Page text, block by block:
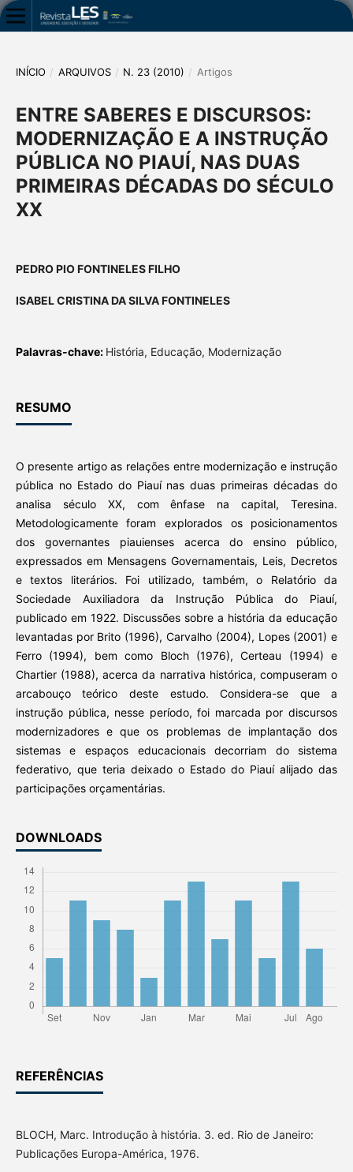
INÍCIO / ARQUIVOS / N. 23 (2010) / Artigos
ENTRE SABERES E DISCURSOS:
MODERNIZAÇÃO E A INSTRUÇÃO
PÚBLICA NO PIAUÍ, NAS DUAS
PRIMEIRAS DÉCADAS DO SÉCULO
XX
PEDRO PIO FONTINELES FILHO
ISABEL CRISTINA DA SILVA FONTINELES
Palavras-chave: História, Educação, Modernização
RESUMO
O presente artigo as relações entre modernização e instrução
pública no Estado do Piauí nas duas primeiras décadas do
analisa século XX, com ênfase na capital, Teresina.
Metodologicamente foram explorados os posicionamentos
dos governantes piauienses acerca do ensino público,
expressados em Mensagens Governamentais, Leis, Decretos
e textos literários. Foi utilizado, também, o Relatório da
Sociedade Auxiliadora da Instrução Pública do Piauí,
publicado em 1922. Discussões sobre a história da educação
levantadas por Brito (1996), Carvalho (2004), Lopes (2001) e
Ferro (1994), bem como Bloch (1976), Certeau (1994) e
Chartier (1988), acerca da narrativa histórica, compuseram o
arcabouço teórico deste estudo. Considera-se que a
instrução pública, nesse período, foi marcada por discursos
modernizadores e que os problemas de implantação dos
sistemas e espaços educacionais decorriam do sistema
federativo, que teria deixado o Estado do Piauí alijado das
participações orçamentárias.
DOWNLOADS
REFERÊNCIAS
BLOCH, Marc. Introdução à história. 3. ed. Rio de Janeiro:
Publicações Europa-América, 1976.